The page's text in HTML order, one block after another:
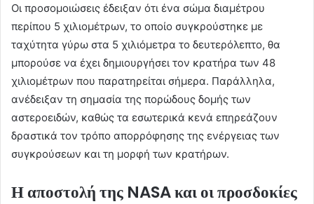
Οι προσομοιώσεις έδειξαν ότι ένα σώμα διαμέτρου
περίπου 5 χιλιομέτρων, το οποίο συγκρούστηκε με
ταχύτητα γύρω στα 5 χιλιόμετρα το δευτερόλεπτο, θα
μπορούσε να έχει δημιουργήσει τον κρατήρα των 48
χιλιομέτρων που παρατηρείται σήμερα. Παράλληλα,
ανέδειξαν τη σημασία της πορώδους δομής των
αστεροειδών, καθώς τα εσωτερικά κενά επηρεάζουν
δραστικά τον τρόπο απορρόφησης της ενέργειας των
συγκρούσεων και τη μορφή των κρατήρων.
Η αποστολή της NASA και οι προσδοκίες